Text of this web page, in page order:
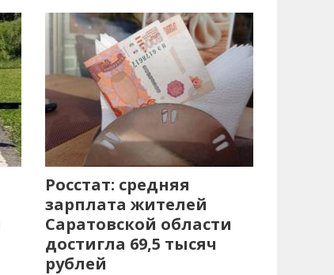
Росстат: средняя
зарплата жителей
Саратовской области
достигла 69,5 тысяч
рублей